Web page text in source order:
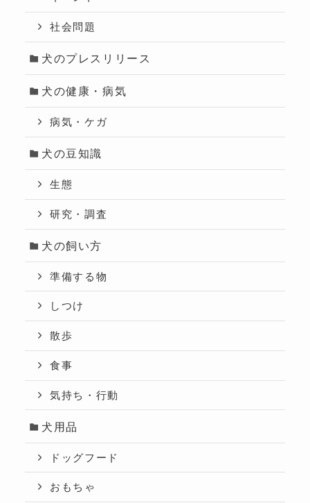
社会問題
犬のプレスリリース
犬の健康・病気
病気・ケガ
犬の豆知識
生態
研究・調査
犬の飼い方
準備する物
しつけ
散歩
食事
気持ち・行動
犬用品
ドッグフード
おもちゃ